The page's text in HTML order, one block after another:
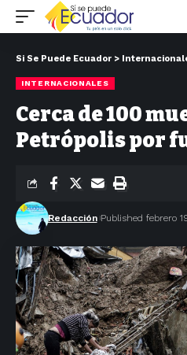
Si Se Puede Ecuador >
INTERNACIONALES
Cerca de 100
Petrópolis por
Redacción Published febrero